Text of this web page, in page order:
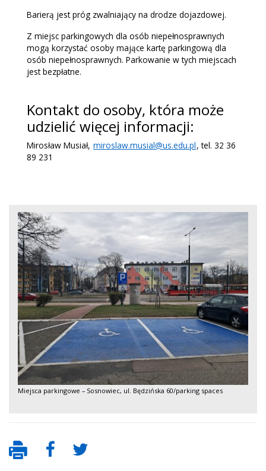
Barierą jest próg zwalniający na drodze dojazdowej.
Z miejsc parkingowych dla osób niepełnosprawnych
mogą korzystać osoby mające kartę parkingową dla
osób niepełnosprawnych. Parkowanie w tych miejscach
jest bezpłatne.
Kontakt do osoby, która może
udzielić więcej informacji:
Mirosław Musiał, miroslaw.musial@us.edu.pl, tel. 32 36
89 231
Miejsca parkingowe – Sosnowiec, ul. Będzińska 60/parking spaces